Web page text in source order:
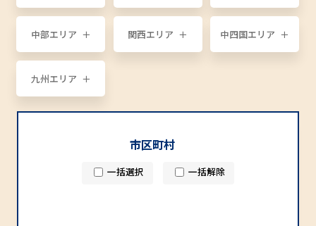
中部エリア 関西エリア 中四国エリア
九州エリア
市区町村
一括選択 一括解除